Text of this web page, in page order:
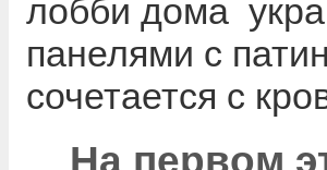
лобби дома
панелями с
сочетается с
На первом